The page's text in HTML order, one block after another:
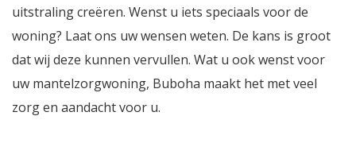
uitstraling creëren. Wenst u iets speciaals voor de
woning? Laat ons uw wensen weten. De kans is groot
dat wij deze kunnen vervullen. Wat u ook wenst voor
uw mantelzorgwoning, Buboha maakt het met veel
zorg en aandacht voor u.